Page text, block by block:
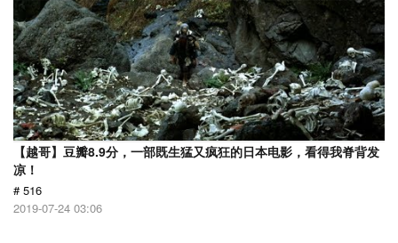
【越哥】豆瓣8.9分，一部既生猛又疯狂的日本电影，看得我脊背发
凉！
# 516
2019-07-24 03:06